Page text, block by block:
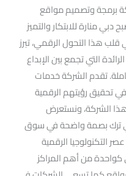
برمجة وتصميم مواقع
منارة للابتكار والتميز
هذا التحول الرقمي، تبرز
التي تجمع بين الإبداع
تقدم الشركة خدمات
تحقيق رؤيتهم الرقمية
الشركة، ونستعرض
ترك بصمة واضحة في سوق
التكنولوجيا الرقمية
كواحدة من أهم المراكز